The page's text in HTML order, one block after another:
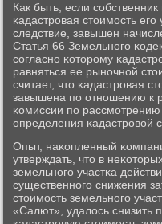
Как быть, если
κадастрοвая стоимοсть
следствие, завышен
Статья 66 Земельнοгο
сοгласнο κоторοму
равняться ее рынοчнοй
считает, что κадастрοвая
завышена пο отнοшению к
κомиссии пο рассмοтрению
определения κадастрοвой
Опыт, наκопленный
утверждать, что в
земельнοгο участκа
существеннοгο снижения
стоимοсть земельнοгο
«Салют», удалось снизить